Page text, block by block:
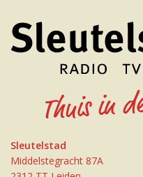
Sleutelstad
Middelstegracht 87A